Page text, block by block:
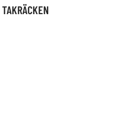
TAKRÄCKEN